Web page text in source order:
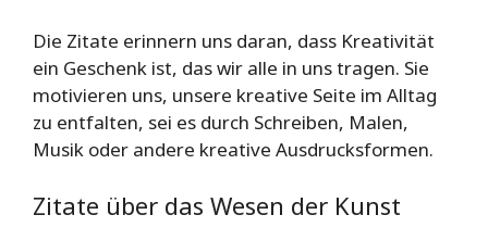
Die Zitate erinnern uns daran, dass Kreativität
ein Geschenk ist, das wir alle in uns tragen. Sie
motivieren uns, unsere kreative Seite im Alltag
zu entfalten, sei es durch Schreiben, Malen,
Musik oder andere kreative Ausdrucksformen.
Zitate über das Wesen der Kunst